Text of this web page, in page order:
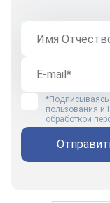
*Подписываясь
пользования и
обработкой